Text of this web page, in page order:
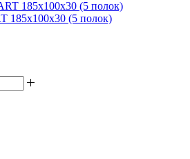
185х100х30 (5 полок)